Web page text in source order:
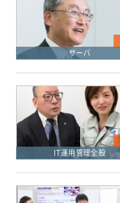
サーバ
IT運用管理全般